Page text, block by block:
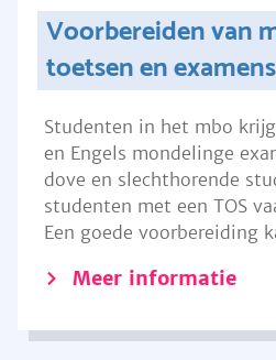
Voorbereiden van
toetsen en
Studenten in het mbo
en Engels mondelinge
dove en slechthorende
studenten met een TOS
Een goede voorbereiding
Meer informatie